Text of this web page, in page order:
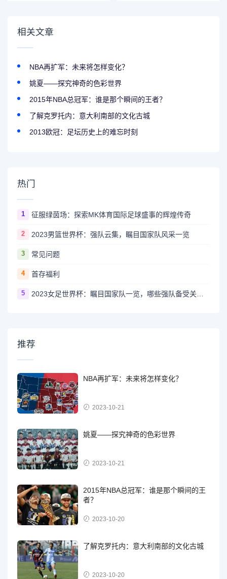
相关文章
NBA再扩军：未来将怎样变化？
姚夏——探究神奇的色彩世界
2015年NBA总冠军：谁是那个瞬间的王者？
了解克罗托内：意大利南部的文化古城
2013欧冠：足坛历史上的难忘时刻
热门
1 征服绿茵场：探索MK体育国际足球盛事的辉煌传奇
2 2023男篮世界杯：强队云集，瞩目国家队风采一览
3 常见问题
4 首存福利
5
推荐
NBA再扩军：未来将怎样变化？
2023-10-21
姚夏——探究神奇的色彩世界
2023-10-21
2015年NBA总冠军：谁是那个瞬间的王
者？
2023-10-20
了解克罗托内：意大利南部的文化古城
2023-10-20